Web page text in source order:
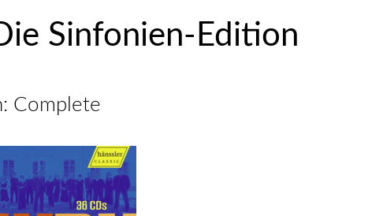
Sinfonien-Edition
Complete